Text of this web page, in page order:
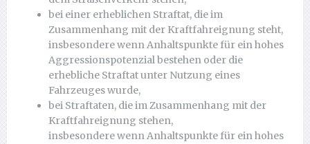
bei einer erheblichen Straftat, die im
Zusammenhang mit der Kraftfahreignung steht,
insbesondere wenn Anhaltspunkte für ein hohes
Aggressionspotenzial bestehen oder die
erhebliche Straftat unter Nutzung eines
Fahrzeuges wurde,
bei Straftaten, die im Zusammenhang mit der
Kraftfahreignung stehen,
insbesondere wenn Anhaltspunkte für ein hohes